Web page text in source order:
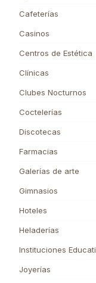
Cafeterías
Casinos
Centros de Estética
Clínicas
Clubes Nocturnos
Coctelerías
Discotecas
Farmacias
Galerías de arte
Gimnasios
Hoteles
Heladerías
Instituciones
Joyerías